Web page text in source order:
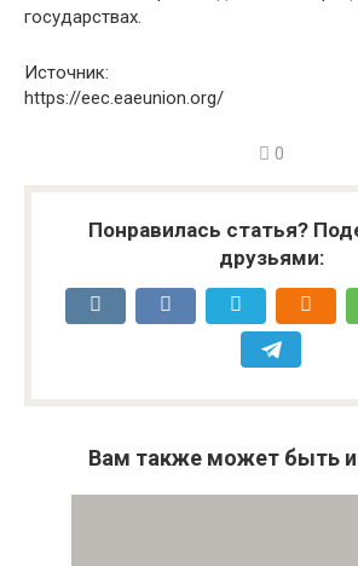
государствах.
Источник:
https://eec.eaeunion.org/
0
Понравилась статья?
друзьями:
Вам также может быть